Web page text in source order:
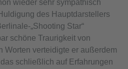
wieder sehr sympathisch
des Hauptdarstellers
„Shooting Star“
schöne Traurigkeit von
Worten verteidigte er außerdem
schließlich auf Erfahrungen